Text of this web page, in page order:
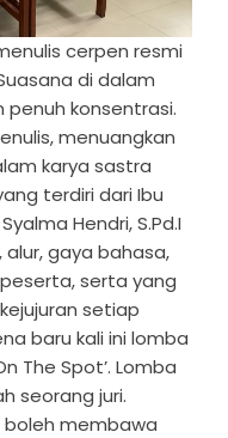
cerpen resmi
di dalam
konsentrasi.
menuangkan
karya sastra
terdiri dari Ibu
Hendri, S.Pd.I
gaya bahasa,
serta yang
setiap
baru kali ini lomba
The Spot’. Lomba
seorang juri.
membawa